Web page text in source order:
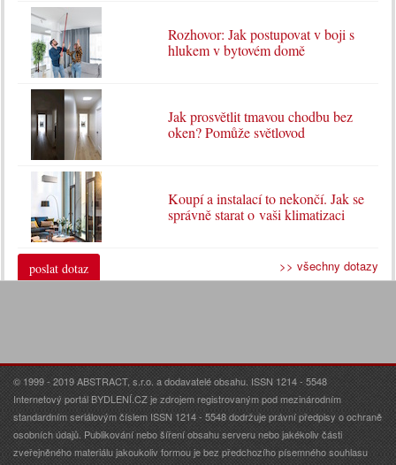
Rozhovor: Jak postupovat v boji s
hlukem v bytovém domě
Jak prosvětlit tmavou chodbu bez
oken? Pomůže světlovod
Koupí a instalací to nekončí. Jak se
správně starat o vaši klimatizaci
poslat dotaz >> všechny dotazy
© 1999 - 2019 ABSTRACT, s.r.o. a dodavatelé obsahu. ISSN 1214 - 5548
Internetový portál BYDLENÍ.CZ je zdrojem registrovaným pod mezinárodním
standardním seriálovým číslem ISSN 1214 - 5548 dodržuje právní předpisy o ochraně
osobních údajů. Publikování nebo šíření obsahu serveru nebo jakékoliv části
zveřejněného materiálu jakoukoliv formou je bez předchozího písemného souhlasu